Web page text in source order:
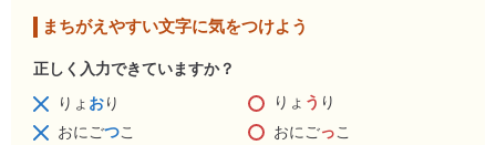
まちがえやすい文字に気をつけよう
正しく入力できていますか？
りょ おり りょ う り
おにごつこ おにごっこ